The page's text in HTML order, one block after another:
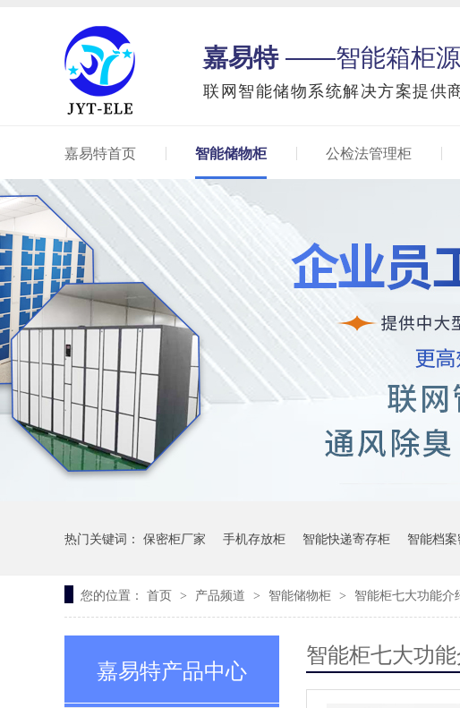
嘉易特——智能箱柜
联网智能储物系统解决方案提供
嘉易特首页 智能储物柜 公检法管理柜
热门关键词： 保密柜厂家 手机存放柜 智能快递寄存柜 智能档
您的位置： 首页 > 产品频道 > 智能储物柜 > 智能柜七大功能介
智能柜七大功
嘉易特产品中心